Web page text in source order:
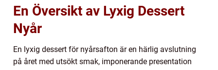
En Översikt av Lyxig Dessert
Nyår
En lyxig dessert för nyårsafton är en härlig avslutning
på året med utsökt smak, imponerande presentation